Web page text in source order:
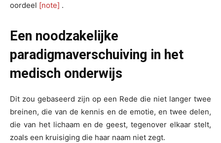
oordeel [note] .
Een noodzakelijke
paradigmaverschuiving in het
medisch onderwijs
Dit zou gebaseerd zijn op een Rede die niet langer twee
breinen, die van de kennis en de emotie, en twee delen,
die van het lichaam en de geest, tegenover elkaar stelt,
zoals een kruisiging die haar naam niet zegt.